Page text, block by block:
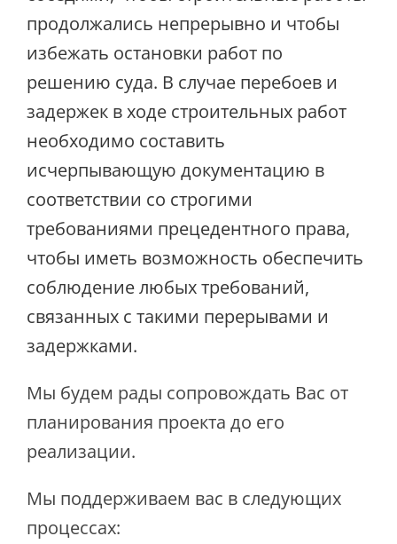
продолжались непрерывно и чтобы
избежать остановки работ по
решению суда. В случае перебоев и
задержек в ходе строительных работ
необходимо составить
исчерпывающую документацию в
соответствии со строгими
требованиями прецедентного права,
чтобы иметь возможность обеспечить
соблюдение любых требований,
связанных с такими перерывами и
задержками.
Мы будем рады сопровождать Вас от
планирования проекта до его
реализации.
Мы поддерживаем вас в следующих
процессах: